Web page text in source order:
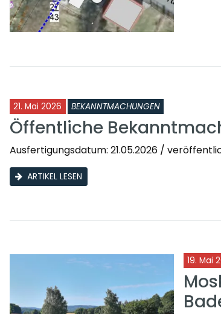
21. Mai 2026 BEKANNTMACHUNGEN
Öffentliche
Ausfertigungsdatum: 21.05.2026 /
ARTIKEL LESEN
19. Mai